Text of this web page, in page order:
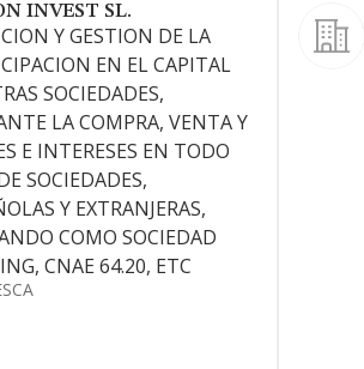
INVEST SL.
Y GESTION DE LA
EN EL CAPITAL
SOCIEDADES,
LA COMPRA, VENTA Y
E INTERESES EN TODO
SOCIEDADES,
Y EXTRANJERAS,
COMO SOCIEDAD
CNAE 64.20, ETC